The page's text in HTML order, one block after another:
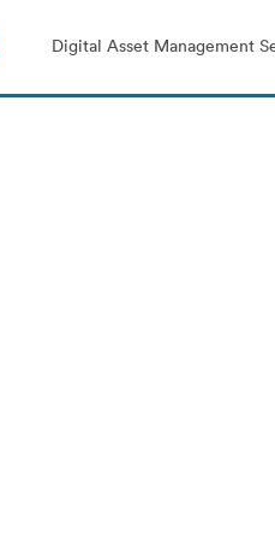
Digital Asset Management